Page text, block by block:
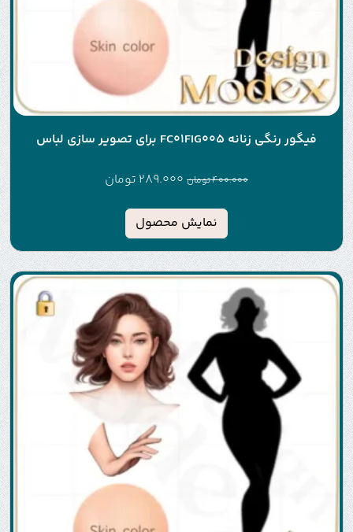
فیگور رنگی زنانه FC01FIG005 برای تصویر سازی لباس
400.000تومان 289.000 تومان
نمایش محصول